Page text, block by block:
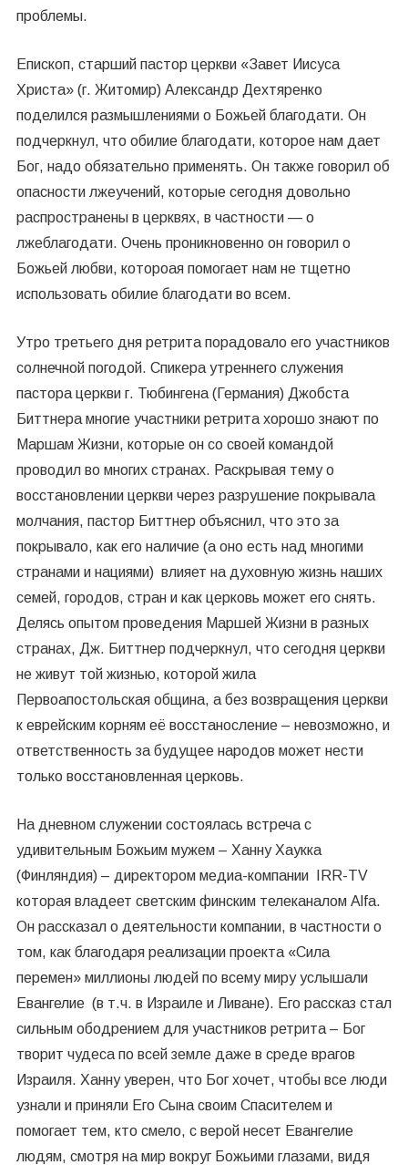
проблемы.
Епископ, старший пастор церкви «Завет Иисуса
Христа» (г. Житомир) Александр Дехтяренко
поделился размышлениями о Божьей благодати. Он
подчеркнул, что обилие благодати, которое нам дает
Бог, надо обязательно применять. Он также говорил об
опасности лжеучений, которые сегодня довольно
распространены в церквях, в частности — о
лжеблагодати. Очень проникновенно он говорил о
Божьей любви, котороая помогает нам не тщетно
использовать обилие благодати во всем.
Утро третьего дня ретрита порадовало его участников
солнечной погодой. Спикера утреннего служения
пастора церкви г. Тюбингена (Германия) Джобста
Биттнера многие участники ретрита хорошо знают по
Маршам Жизни, которые он со своей командой
проводил во многих странах. Раскрывая тему о
восстановлении церкви через разрушение покрывала
молчания, пастор Биттнер объяснил, что это за
покрывало, как его наличие (а оно есть над многими
странами и нациями) влияет на духовную жизнь наших
семей, городов, стран и как церковь может его снять.
Делясь опытом проведения Маршей Жизни в разных
странах, Дж. Биттнер подчеркнул, что сегодня церкви
не живут той жизнью, которой жила
Первоапостольская община, а без возвращения церкви
к еврейским корням её восстаносление – невозможно, и
ответственность за будущее народов может нести
только восстановленная церковь.
На дневном служении состоялась встреча с
удивительным Божьим мужем – Ханну Хаукка
(Финляндия) – директором медиа-компании IRR-TV
которая владеет светским финским телеканалом Alfa.
Он рассказал о деятельности компании, в частности о
том, как благодаря реализации проекта «Сила
перемен» миллионы людей по всему миру услышали
Евангелие (в т.ч. в Израиле и Ливане). Его рассказ стал
сильным ободрением для участников ретрита – Бог
творит чудеса по всей земле даже в среде врагов
Израиля. Ханну уверен, что Бог хочет, чтобы все люди
узнали и приняли Его Сына своим Спасителем и
помогает тем, кто смело, с верой несет Евангелие
людям, смотря на мир вокруг Божьими глазами, видя